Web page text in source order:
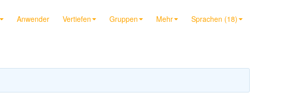
Anwender Vertiefen Gruppen Mehr Sprachen (18)